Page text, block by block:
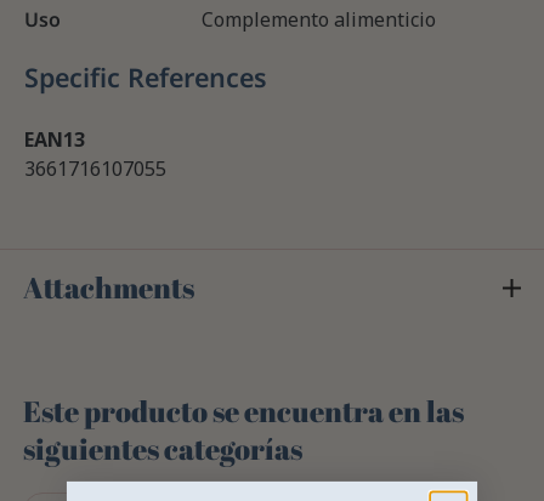
Uso Complemento alimenticio
Specific References
EAN13
3661716107055
Attachments
Este producto se encuentra en las
siguientes categorías